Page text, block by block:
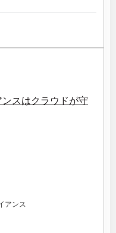
スはクラウドが守
アンス